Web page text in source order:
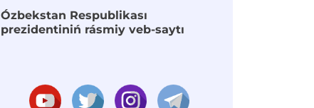
Ózbekstan Respublikası
prezidentiniń rásmiy veb-saytı